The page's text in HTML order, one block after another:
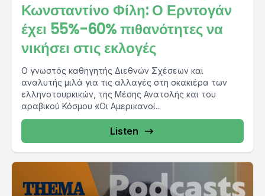
Κωνσταντίνο Φίλη: Ο Ερντογάν
έχει 55%-60% πιθανότητες να
νικήσει στις εκλογές
Ο γνωστός καθηγητής Διεθνών Σχέσεων και
αναλυτής μιλά για τις αλλαγές στη σκακιέρα των
ελληνοτουρκικών, της Μέσης Ανατολής και του
αραβικού Κόσμου «Οι Αμερικανοί...
Listen